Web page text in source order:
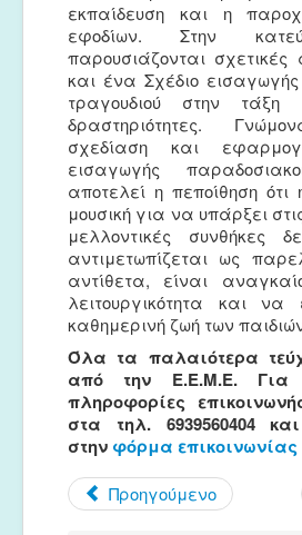
εκπαίδευση και η
εφοδίων. Στην
παρουσιάζονται
και ένα Σχέδιο
τραγουδιού στην
δραστηριότητες.
σχεδίαση και
εισαγωγής
αποτελεί η πεποίθηση
μουσική για να υπάρξει
μελλοντικές συνθήκες
αντιμετωπίζεται ως
αντίθετα, είναι
λειτουργικότητα και να
καθημερινή ζωή των
Όλα τα παλαιότερα
από την Ε.Ε.Μ.Ε. Για
πληροφορίες
στα τηλ. 6939560404
στην φόρμα επικοινωνίας
Προηγούμενο